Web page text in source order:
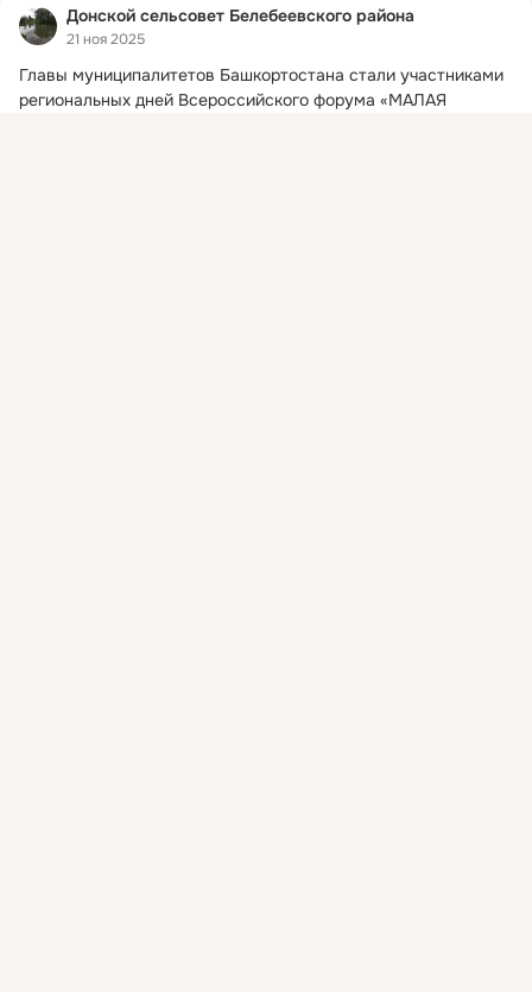
Донской сельсовет Белебеевского района
21 ноя 2025
Главы муниципалитетов Башкортостана стали участниками
региональных дней Всероссийского форума «МАЛАЯ